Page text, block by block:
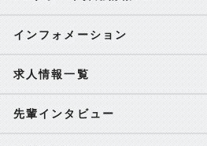
インフォメーション
求人情報一覧
先輩インタビュー